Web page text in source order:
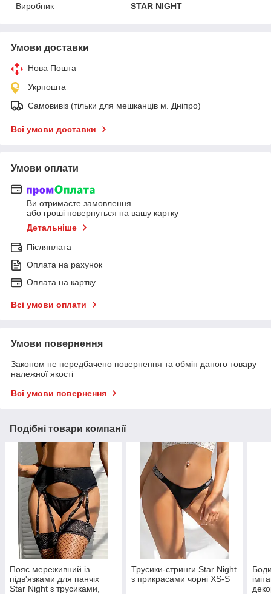
Виробник
STAR NIGHT
Умови доставки
Нова Пошта
Укрпошта
Самовивіз (тільки для мешканців м. Дніпро)
Всі умови доставки
Умови оплати
Ви отримаєте замовлення
або гроші повернуться на вашу картку
Детальніше
Післяплата
Оплата на рахунок
Оплата на картку
Всі умови оплати
Умови повернення
Законом не передбачено повернення та обмін даного товару
належної якості
Всі умови повернення
Подібні товари компанії
Пояс мереживний із
підв'язками для панчіх
Star Night з трусиками,
Трусики-стринги Star Night
з прикрасами чорні XS-S